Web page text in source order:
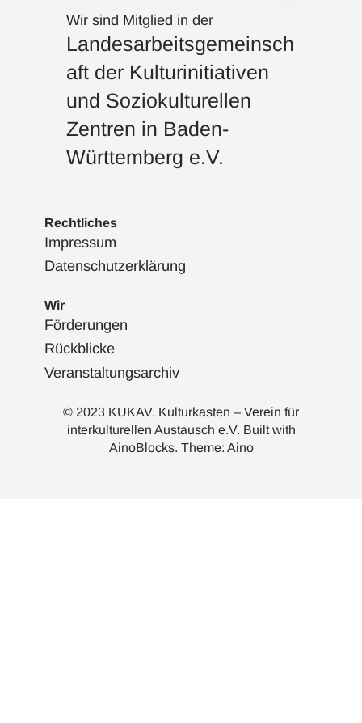
Wir sind Mitglied in der
Landesarbeitsgemeinsch
aft der Kulturinitiativen
und Soziokulturellen
Zentren in Baden-
Württemberg e.V.
Rechtliches
Impressum
Datenschutzerklärung
Wir
Förderungen
Rückblicke
Veranstaltungsarchiv
© 2023 KUKAV. Kulturkasten – Verein für
interkulturellen Austausch e.V. Built with
AinoBlocks. Theme: Aino